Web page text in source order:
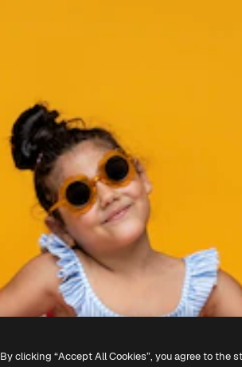
By clicking “Accept All Cookies”, you agree to the